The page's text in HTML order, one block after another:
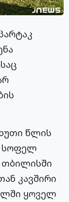
წლის
სოფელ
კავშირი
ყოველ